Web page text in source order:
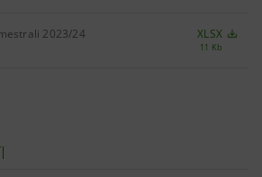
2023/24 XLSX
11 Kb